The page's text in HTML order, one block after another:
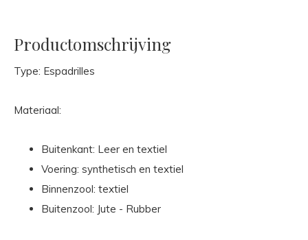
Productomschrijving
Type: Espadrilles
Materiaal:
Buitenkant: Leer en textiel
Voering: synthetisch en textiel
Binnenzool: textiel
Buitenzool: Jute - Rubber